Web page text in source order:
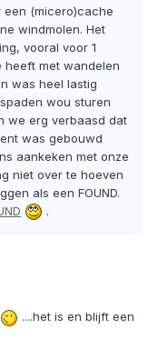
(micero)cache
windmolen. Het
vooral voor 1
heeft met wandelen
was heel lastig
wou sturen
we erg verbaasd dat
was gebouwd
aankeken met onze
niet over te hoeven
als een FOUND.
.
....het is en blijft een